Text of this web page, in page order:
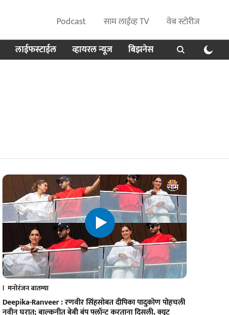
Podcast साम लाईव्ह TV
वेब स्टोरीज
लाईफस्टाईल व्हायरल न्यूज बिझनेस
मनोरंजन बातम्या
Deepika-Ranveer : रणवीर सिंहसोबत दीपिका पादुकोण पोहचली
नवीन घरात; बाल्कनीत बेबी बंप फ्लॉन्ट करताना दिसली, क्यूट